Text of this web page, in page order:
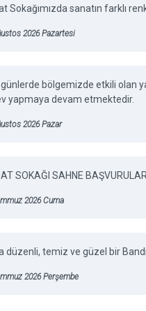
Sokağımızda sanatın farklı
2026 Pazartesi
bölgemizde etkili olan
yapmaya devam etmektedir.
2026 Pazar
SOKAĞI SAHNE
2026 Cuma
düzenli, temiz ve güzel bir
2026 Perşembe